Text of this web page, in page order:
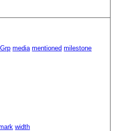
media mentioned milestone
width